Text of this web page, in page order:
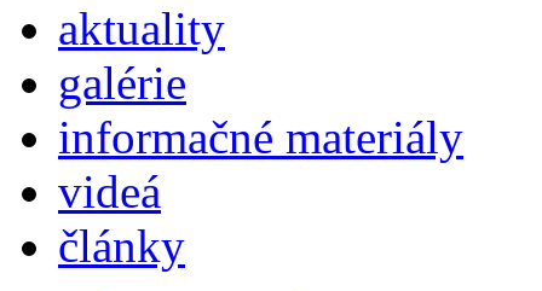
aktuality
galérie
informačné materiály
videá
články